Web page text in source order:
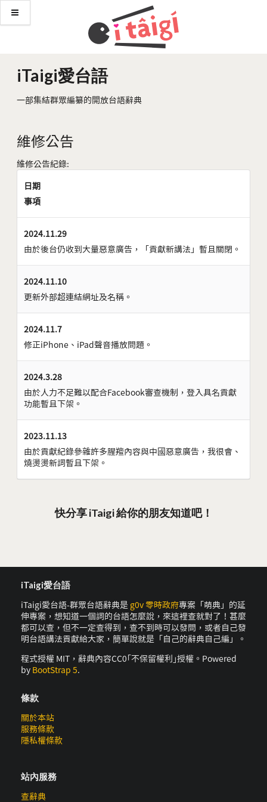
iTaigi愛台語
一部集結群眾編纂的開放台語辭典
維修公告
維修公告紀錄:
日期
事項
2024.11.29
由於後台仍收到大量惡意廣告，「貢獻新講法」暫且關閉。
2024.11.10
更新外部超連結網址及名稱。
2024.11.7
修正iPhone、iPad聲音播放問題。
2024.3.28
由於人力不足難以配合Facebook審查機制，登入具名貢獻
功能暫且下架。
2023.11.13
由於貢獻紀錄參雜許多腥羶內容與中國惡意廣告，我很會、
燒燙燙新詞暫且下架。
快分享 iTaigi 給你的朋友知道吧！
iTaigi愛台語
iTaigi愛台語-群眾台語辭典是 g0v 零時政府專案「萌典」的延
伸專案，想知道一個詞的台語怎麼說，來這裡查就對了！甚麼
都可以查，但不一定查得到，查不到時可以發問，或者自己發
明台語講法貢獻給大家，簡單說就是「自己的辭典自己編」。
程式授權 MIT，辭典內容CC0｢不保留權利｣授權。Powered
by BootStrap 5.
條款
關於本站
服務條款
隱私權條款
站內服務
查辭典